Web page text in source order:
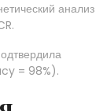
анализ
= 98%).